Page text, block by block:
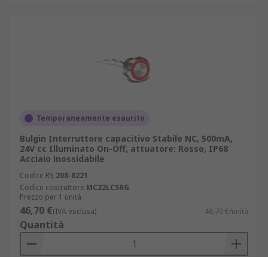
Temporaneamente esaurito
Bulgin Interruttore capacitivo Stabile NC, 500mA,
24V cc Illuminato On-Off, attuatore: Rosso, IP68
Acciaio inossidabile
Codice RS 208-8221
Codice costruttore MC22LCSRG
Prezzo per 1 unità
46,70 €(IVA esclusa) 46,70 €/unità
Quantità